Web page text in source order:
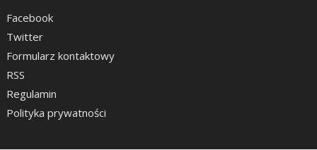
Facebook
Twitter
Formularz kontaktowy
RSS
Regulamin
Polityka prywatności